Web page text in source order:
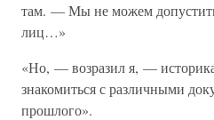
там. — Мы не можем
лиц…»
«Но, — возразил я, —
знакомиться с различными
прошлого».